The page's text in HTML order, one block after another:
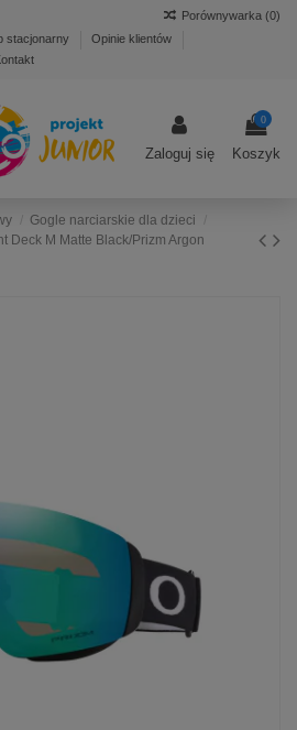
stacjonarny
Opinie klientów
Porównywarka (0)
Zaloguj się
0
Koszyk
Gogle narciarskie dla dzieci
Deck M Matte Black/Prizm Argon